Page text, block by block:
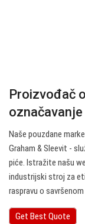
Proizvođač
Naše pouzdane
Graham & Sleevit -
piće. Istražite našu
industrijski stroj za
raspravu o
Get Best Quote